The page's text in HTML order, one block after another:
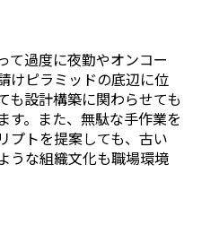
て過度に夜勤やオンコー
けピラミッドの底辺に位
も設計構築に関わらせても
す。また、無駄な手作業を
プトを提案しても、古い
うな組織文化も職場環境